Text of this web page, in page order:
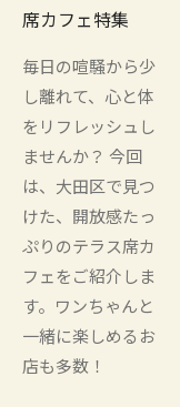
席カフェ特集
毎日の喧騒から少
し離れて、心と体
をリフレッシュし
ませんか？ 今回
は、大田区で見つ
けた、開放感たっ
ぷりのテラス席カ
フェをご紹介しま
す。ワンちゃんと
一緒に楽しめるお
店も多数！